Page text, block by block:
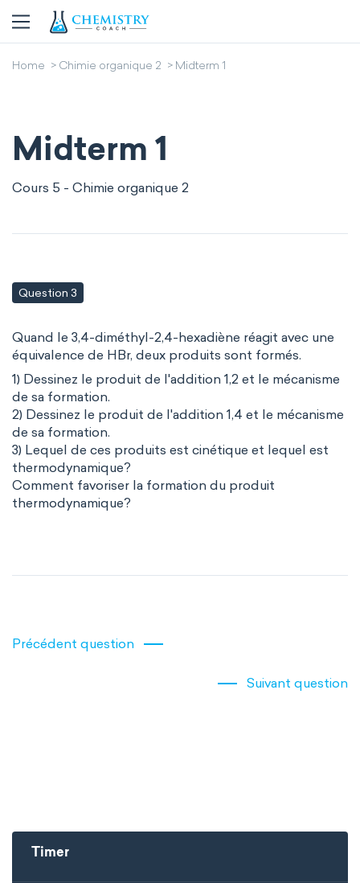
Home Chimie organique 2 Midterm 1
Midterm 1
Cours 5 - Chimie organique 2
Question 3
Quand le 3,4-diméthyl-2,4-hexadiène réagit avec une
équivalence de HBr, deux produits sont formés.
1) Dessinez le produit de l'addition 1,2 et le mécanisme
de sa formation.
2) Dessinez le produit de l'addition 1,4 et le mécanisme
de sa formation.
3) Lequel de ces produits est cinétique et lequel est
thermodynamique?
Comment favoriser la formation du produit
thermodynamique?
Précédent question
Suivant question
Timer